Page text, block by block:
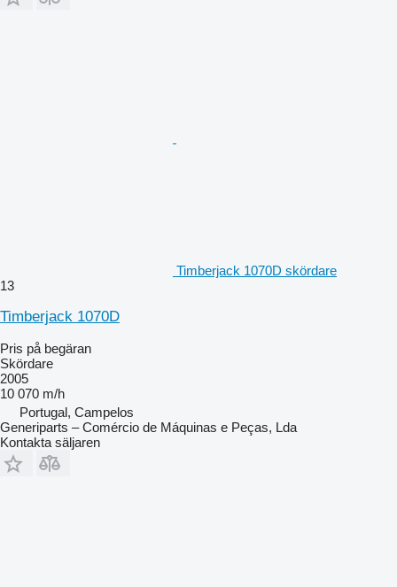
Timberjack 1070D skördare
13
Timberjack 1070D
Pris på begäran
Skördare
2005
10 070 m/h
Portugal, Campelos
Generiparts – Comércio de Máquinas e Peças, Lda
Kontakta säljaren